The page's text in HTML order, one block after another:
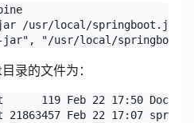
/usr/local/springboot.jar
"-jar", "/usr/local/
录的文件为：
119 Feb 22 17:50
Feb 22 17:07